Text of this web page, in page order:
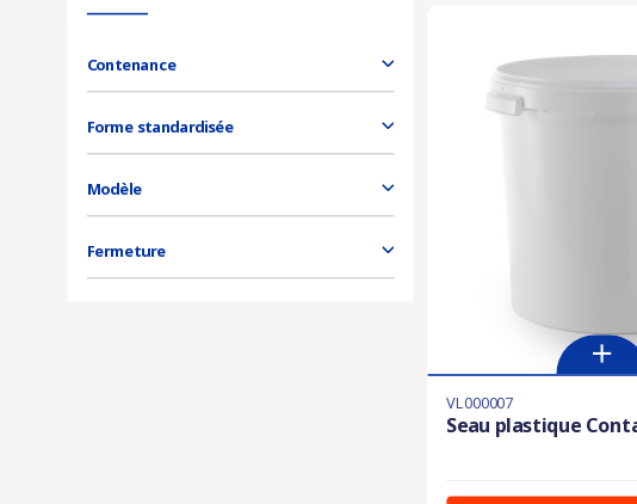
Contenance
Forme standardisée
Modèle
Fermeture
VL000007
Seau plastique